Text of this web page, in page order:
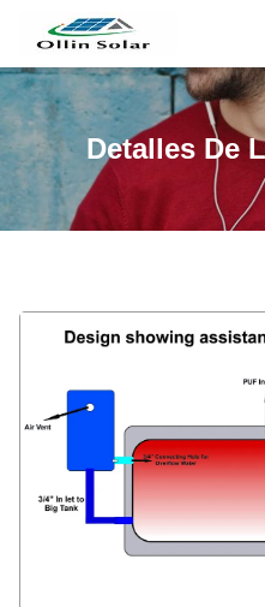
Detalles De